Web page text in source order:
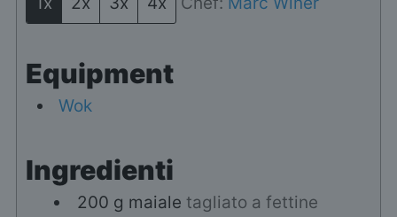
Equipment
Wok
Ingredienti
200 g maiale tagliato a fettine